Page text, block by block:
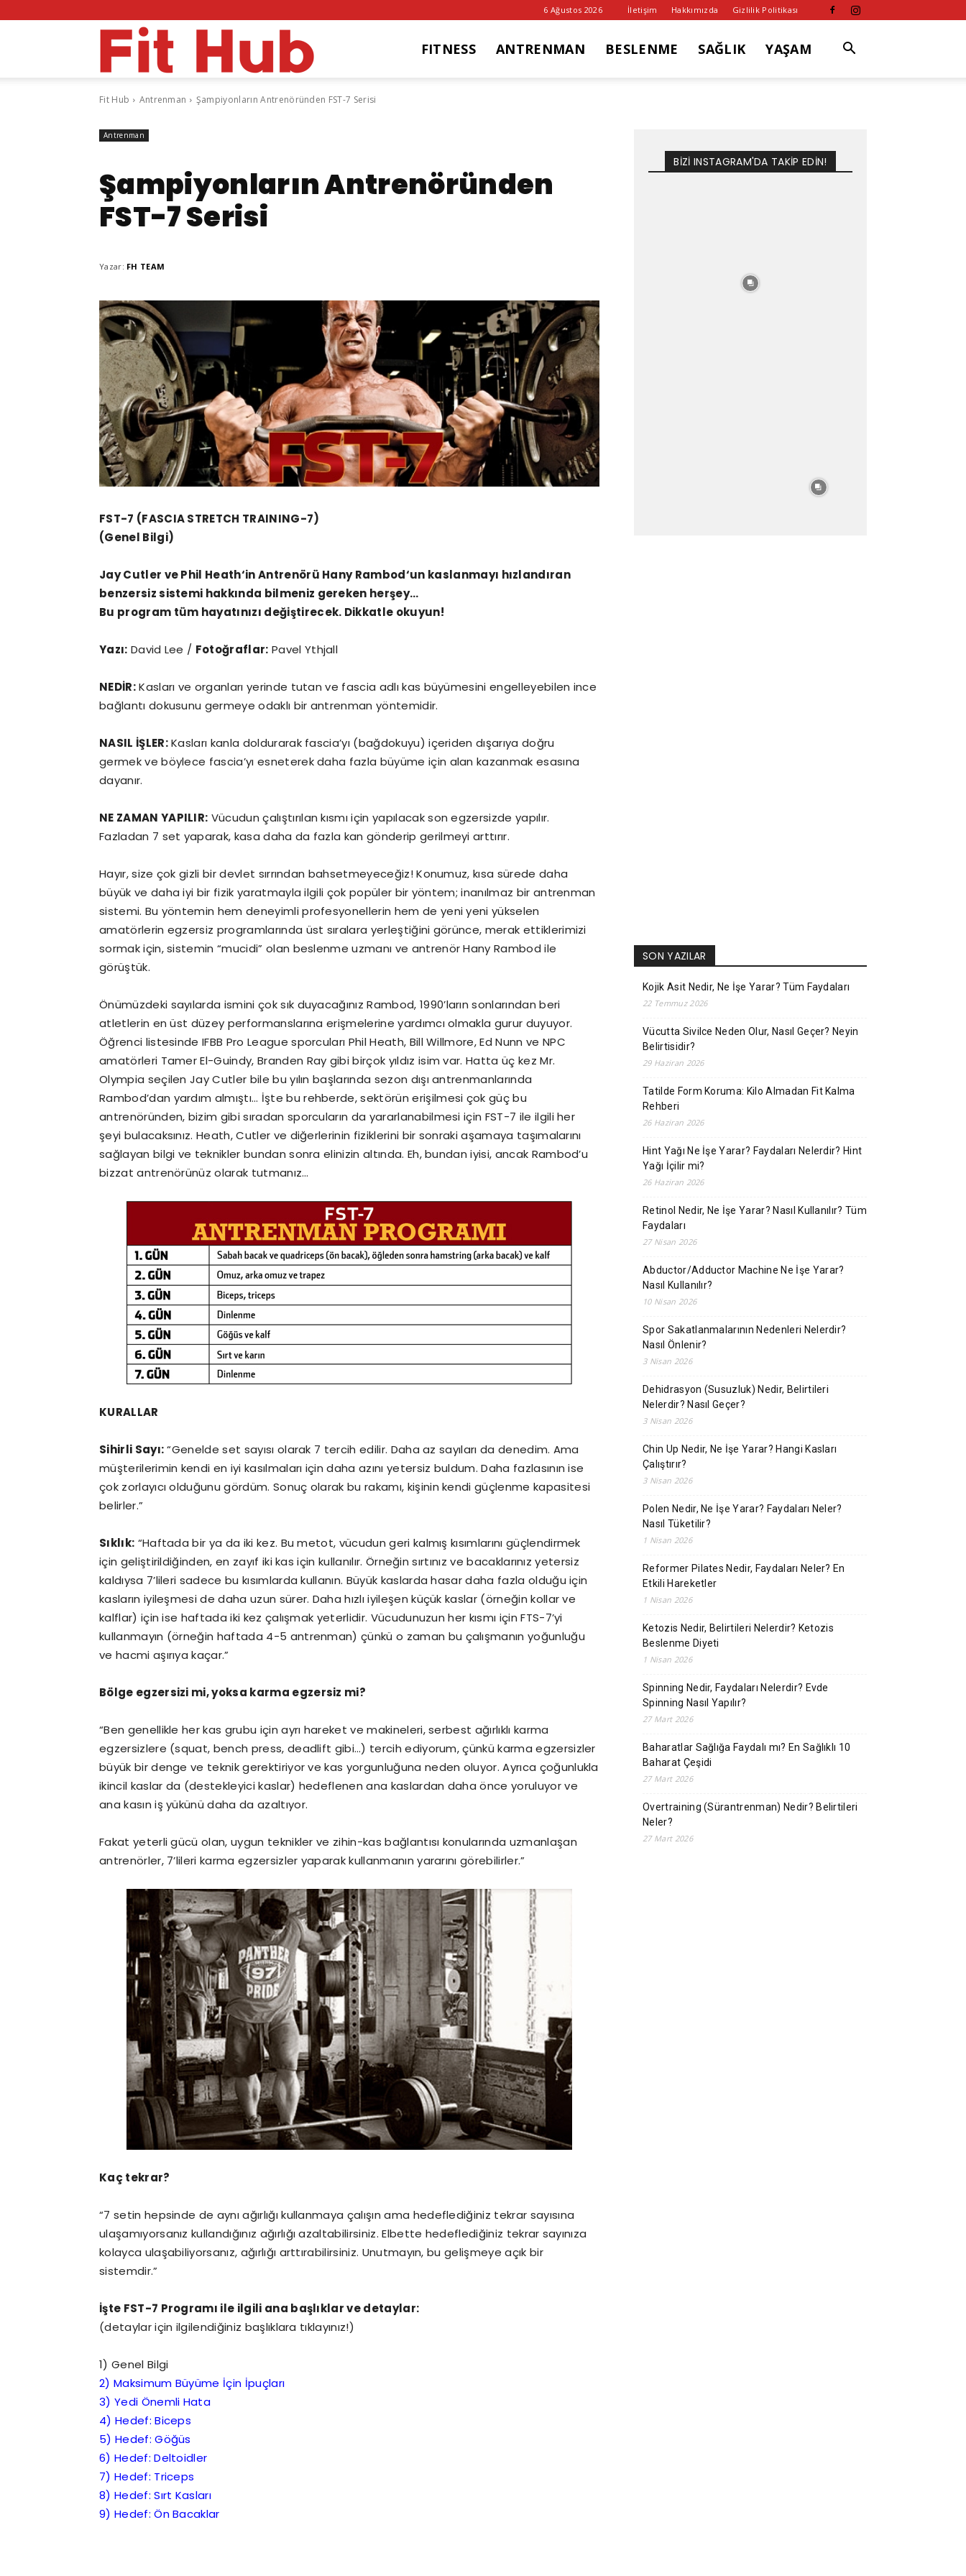
6 Ağustos 2026 İletişim Hakkımızda Gizlilik Politikası
Hub
FITNESS ANTRENMAN BESLENME SAĞLIK YAŞAM
Fit Hub Antrenman Şampiyonların Antrenöründen FST-7 Serisi
Antrenman
Şampiyonların Antrenöründen
FST-7 Serisi
Yazar: FH TEAM
FST-7 (FASCIA STRETCH TRAINING-7)
(Genel Bilgi)
Jay Cutler vePhil Heath‘in Antrenörü Hany Rambod‘un kaslanmayı hızlandıran
benzersiz sistemi hakkında bilmeniz gereken herşey…
Bu program tüm hayatınızı değiştirecek. Dikkatle okuyun!
Yazı: David Lee / Fotoğraflar: Pavel Ythjall
NEDİR:Kasları ve organları yerinde tutan ve fascia adlı kas büyümesini engelleyebilen ince
bağlantı dokusunu germeye odaklı bir antrenman yöntemidir.
NASIL İŞLER:Kasları kanla doldurarak fascia’yı (bağdokuyu) içeriden dışarıya doğru
germek ve böylece fascia’yı esneterek daha fazla büyüme için alan kazanmak esasına
dayanır.
NE ZAMAN YAPILIR: Vücudun çalıştırılan kısmı için yapılacak son egzersizde yapılır.
Fazladan 7 set yaparak, kasa daha da fazla kan gönderip gerilmeyi arttırır.
Hayır, size çok gizli bir devlet sırrından bahsetmeyeceğiz! Konumuz, kısa sürede daha
büyük ve daha iyi bir fizik yaratmayla ilgili çok popüler bir yöntem; inanılmaz bir antrenman
sistemi. Bu yöntemin hem deneyimli profesyonellerin hem de yeni yeni yükselen
amatörlerin egzersiz programlarında üst sıralara yerleştiğini görünce, merak ettiklerimizi
sormak için, sistemin “mucidi” olan beslenme uzmanı ve antrenör Hany Rambod ile
görüştük.
Önümüzdeki sayılarda ismini çok sık duyacağınız Rambod, 1990’ların sonlarından beri
atletlerin en üst düzey performanslarına erişmelerine yardımcı olmakla gurur duyuyor.
Öğrenci listesinde IFBB Pro League sporcuları Phil Heath, Bill Willmore, Ed Nunn ve NPC
amatörleri Tamer El-Guindy, Branden Ray gibi birçok yıldız isim var. Hatta üç kez Mr.
Olympia seçilen Jay Cutler bile bu yılın başlarında sezon dışı antrenmanlarında
Rambod’dan yardım almıştı… İşte bu rehberde, sektörün erişilmesi çok güç bu
antrenöründen, bizim gibi sıradan sporcuların da yararlanabilmesi için FST-7 ile ilgili her
şeyi bulacaksınız. Heath, Cutler ve diğerlerinin fiziklerini bir sonraki aşamaya taşımalarını
sağlayan bilgi ve teknikler bundan sonra elinizin altında. Eh, bundan iyisi, ancak Rambod’u
bizzat antrenörünüz olarak tutmanız…
KURALLAR
Sihirli Sayı:“Genelde set sayısı olarak 7 tercih edilir. Daha az sayıları da denedim. Ama
müşterilerimin kendi en iyi kasılmaları için daha azını yetersiz buldum. Daha fazlasının ise
çok zorlayıcı olduğunu gördüm. Sonuç olarak bu rakamı, kişinin kendi güçlenme kapasitesi
belirler.”
Sıklık: “Haftada bir ya da iki kez. Bu metot, vücudun geri kalmış kısımlarını güçlendirmek
için geliştirildiğinden, en zayıf iki kas için kullanılır. Örneğin sırtınız ve bacaklarınız yetersiz
kaldıysa 7’lileri sadece bu kısımlarda kullanın. Büyük kaslarda hasar daha fazla olduğu için
kasların iyileşmesi de daha uzun sürer. Daha hızlı iyileşen küçük kaslar (örneğin kollar ve
kalflar) için ise haftada iki kez çalışmak yeterlidir. Vücudunuzun her kısmı için FTS-7’yi
kullanmayın (örneğin haftada 4-5 antrenman) çünkü o zaman bu çalışmanın yoğunluğu
ve hacmi aşırıya kaçar.”
Bölge egzersizi mi, yoksa karma egzersiz mi?
“Ben genellikle her kas grubu için ayrı hareket ve makineleri, serbest ağırlıklı karma
egzersizlere (squat, bench press, deadlift gibi…) tercih ediyorum, çünkü karma egzersizler
büyük bir denge ve teknik gerektiriyor ve kas yorgunluğuna neden oluyor. Ayrıca çoğunlukla
ikincil kaslar da (destekleyici kaslar) hedeflenen ana kaslardan daha önce yoruluyor ve
ana kasın iş yükünü daha da azaltıyor.
Fakat yeterli gücü olan, uygun teknikler ve zihin-kas bağlantısı konularında uzmanlaşan
antrenörler, 7’lileri karma egzersizler yaparak kullanmanın yararını görebilirler.”
Kaç tekrar?
“7 setin hepsinde de aynı ağırlığı kullanmaya çalışın ama hedeflediğiniz tekrar sayısına
ulaşamıyorsanız kullandığınız ağırlığı azaltabilirsiniz. Elbette hedeflediğiniz tekrar sayınıza
kolayca ulaşabiliyorsanız, ağırlığı arttırabilirsiniz. Unutmayın, bu gelişmeye açık bir
sistemdir.”
İşte FST-7 Programı ile ilgili ana başlıklar ve detaylar:
(detaylar için ilgilendiğiniz başlıklara tıklayınız!)
1) Genel Bilgi
2) Maksimum Büyüme İçin İpuçları
3) Yedi Önemli Hata
4) Hedef: Biceps
5) Hedef: Göğüs
6) Hedef: Deltoidler
7) Hedef: Triceps
8) Hedef: Sırt Kasları
9) Hedef: Ön Bacaklar
BİZİ INSTAGRAM'DA TAKİP EDİN!
SON YAZILAR
Kojik Asit Nedir, Ne İşe Yarar? Tüm Faydaları
22 Temmuz 2026
Vücutta Sivilce Neden Olur, Nasıl Geçer? Neyin
Belirtisidir?
29 Haziran 2026
Tatilde Form Koruma: Kilo Almadan Fit Kalma
Rehberi
26 Haziran 2026
Hint Yağı Ne İşe Yarar? Faydaları Nelerdir? Hint
Yağı İçilir mi?
26 Haziran 2026
Retinol Nedir, Ne İşe Yarar? Nasıl Kullanılır? Tüm
Faydaları
27 Nisan 2026
Abductor/Adductor Machine Ne İşe Yarar?
Nasıl Kullanılır?
10 Nisan 2026
Spor Sakatlanmalarının Nedenleri Nelerdir?
Nasıl Önlenir?
3 Nisan 2026
Dehidrasyon (Susuzluk) Nedir, Belirtileri
Nelerdir? Nasıl Geçer?
3 Nisan 2026
Chin Up Nedir, Ne İşe Yarar? Hangi Kasları
Çalıştırır?
3 Nisan 2026
Polen Nedir, Ne İşe Yarar? Faydaları Neler?
Nasıl Tüketilir?
1 Nisan 2026
Reformer Pilates Nedir, Faydaları Neler? En
Etkili Hareketler
1 Nisan 2026
Ketozis Nedir, Belirtileri Nelerdir? Ketozis
Beslenme Diyeti
1 Nisan 2026
Spinning Nedir, Faydaları Nelerdir? Evde
Spinning Nasıl Yapılır?
27 Mart 2026
Baharatlar Sağlığa Faydalı mı? En Sağlıklı 10
Baharat Çeşidi
27 Mart 2026
Overtraining (Sürantrenman) Nedir? Belirtileri
Neler?
27 Mart 2026